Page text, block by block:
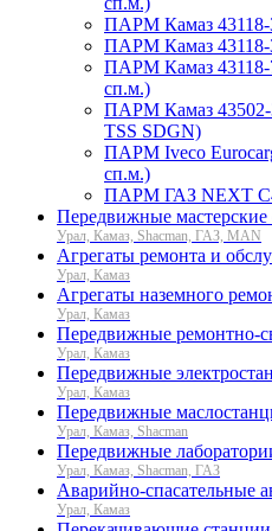
ПАРМ Камаз 43118-
ПАРМ Камаз 43118-
ПАРМ Камаз 43118-
сп.м.)
ПАРМ Камаз 43502-
TSS SDGN)
ПАРМ Iveco
сп.м.)
ПАРМ ГАЗ NEXT
Передвижные
Урал, Камаз, Shacman, ГАЗ, MAN
Агрегаты ремонта и
Урал, Камаз
Агрегаты наземного
Урал, Камаз
Передвижные ремонтно-
Урал, Камаз
Передвижные
Урал, Камаз
Передвижные
Урал, Камаз, Shacman
Передвижные
Урал, Камаз, Shacman, ГАЗ
Аварийно-спасательные
Урал, Камаз